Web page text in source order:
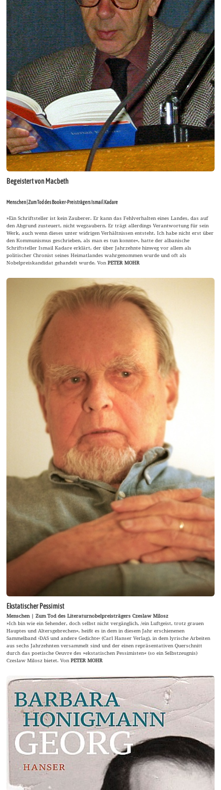
Begeistert von Macbeth
Menschen | Zum Tod des Booker-Preisträgers Ismail Kadare
»Ein Schriftsteller ist kein Zauberer. Er kann das Fehlverhalten eines Landes, das auf
den Abgrund zusteuert, nicht wegzaubern. Er trägt allerdings Verantwortung für sein
Werk, auch wenn dieses unter widrigen Verhältnissen entsteht. Ich habe nicht erst über
den Kommunismus geschrieben, als man es tun konnte«, hatte der albanische
Schriftsteller Ismail Kadare erklärt, der über Jahrzehnte hinweg vor allem als
politischer Chronist seines Heimatlandes wahrgenommen wurde und oft als
Nobelpreiskandidat gehandelt wurde. VonPETER MOHR
Ekstatischer Pessimist
Menschen | Zum Tod des Literaturnobelpreisträgers Czeslaw Milosz
»Ich bin wie ein Sehender, doch selbst nicht vergänglich, /ein Luftgeist, trotz grauen
Hauptes und Altersgebrechen«, heißt es in dem in diesem Jahr erschienenen
Sammelband ›DAS und andere Gedichte‹ (Carl Hanser Verlag), in dem lyrische Arbeiten
aus sechs Jahrzehnten versammelt sind und der einen repräsentativen Querschnitt
durch das poetische Oeuvre des »ekstatischen Pessimisten« (so ein Selbstzeugnis)
Czeslaw Milosz bietet. VonPETER MOHR